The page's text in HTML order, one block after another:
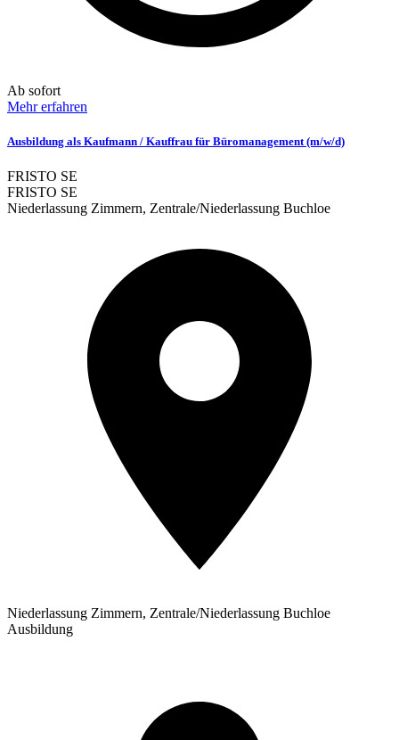
Ab sofort
Mehr erfahren
Ausbildung als Kaufmann / Kauffrau für Büromanagement (m/w/d)
FRISTO SE
FRISTO SE
Niederlassung Zimmern, Zentrale/Niederlassung Buchloe
Niederlassung Zimmern, Zentrale/Niederlassung Buchloe
Ausbildung